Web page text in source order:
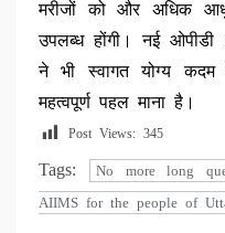
मरीजों को और अधिक
उपलब्ध होंगी। नई ओपीडी
ने भी स्वागत योग्य
महत्वपूर्ण पहल माना है।
Post Views: 345
Tags:
No more long
AIIMS for the people of